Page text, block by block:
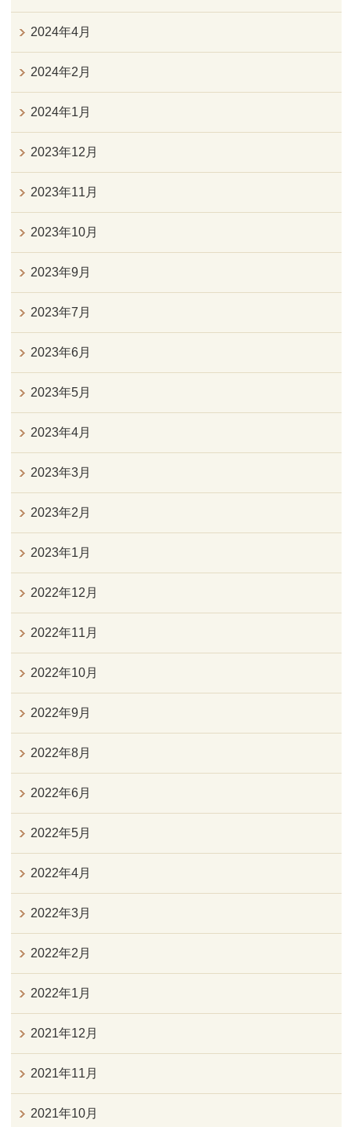
2024年4月
2024年2月
2024年1月
2023年12月
2023年11月
2023年10月
2023年9月
2023年7月
2023年6月
2023年5月
2023年4月
2023年3月
2023年2月
2023年1月
2022年12月
2022年11月
2022年10月
2022年9月
2022年8月
2022年6月
2022年5月
2022年4月
2022年3月
2022年2月
2022年1月
2021年12月
2021年11月
2021年10月